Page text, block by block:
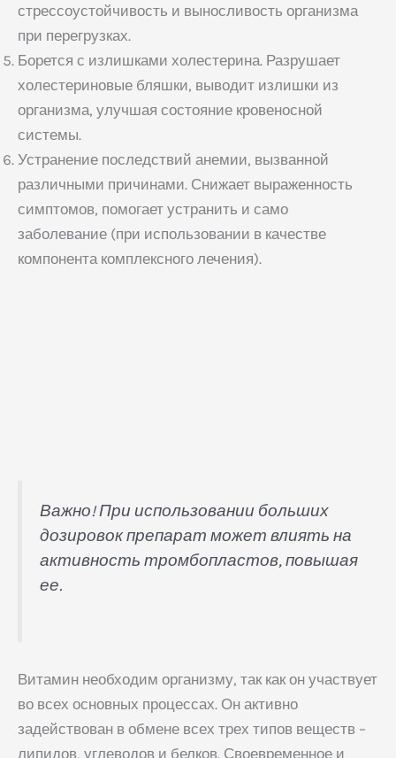
стрессоустойчивость и выносливость организма
при перегрузках.
Борется с излишками холестерина. Разрушает
холестериновые бляшки, выводит излишки из
организма, улучшая состояние кровеносной
системы.
Устранение последствий анемии, вызванной
различными причинами. Снижает выраженность
симптомов, помогает устранить и само
заболевание (при использовании в качестве
компонента комплексного лечения).
Важно! При использовании больших
дозировок препарат может влиять на
активность тромбопластов, повышая
ее.
Витамин необходим организму, так как он участвует
во всех основных процессах. Он активно
задействован в обмене всех трех типов веществ –
липидов, углеводов и белков. Своевременное и